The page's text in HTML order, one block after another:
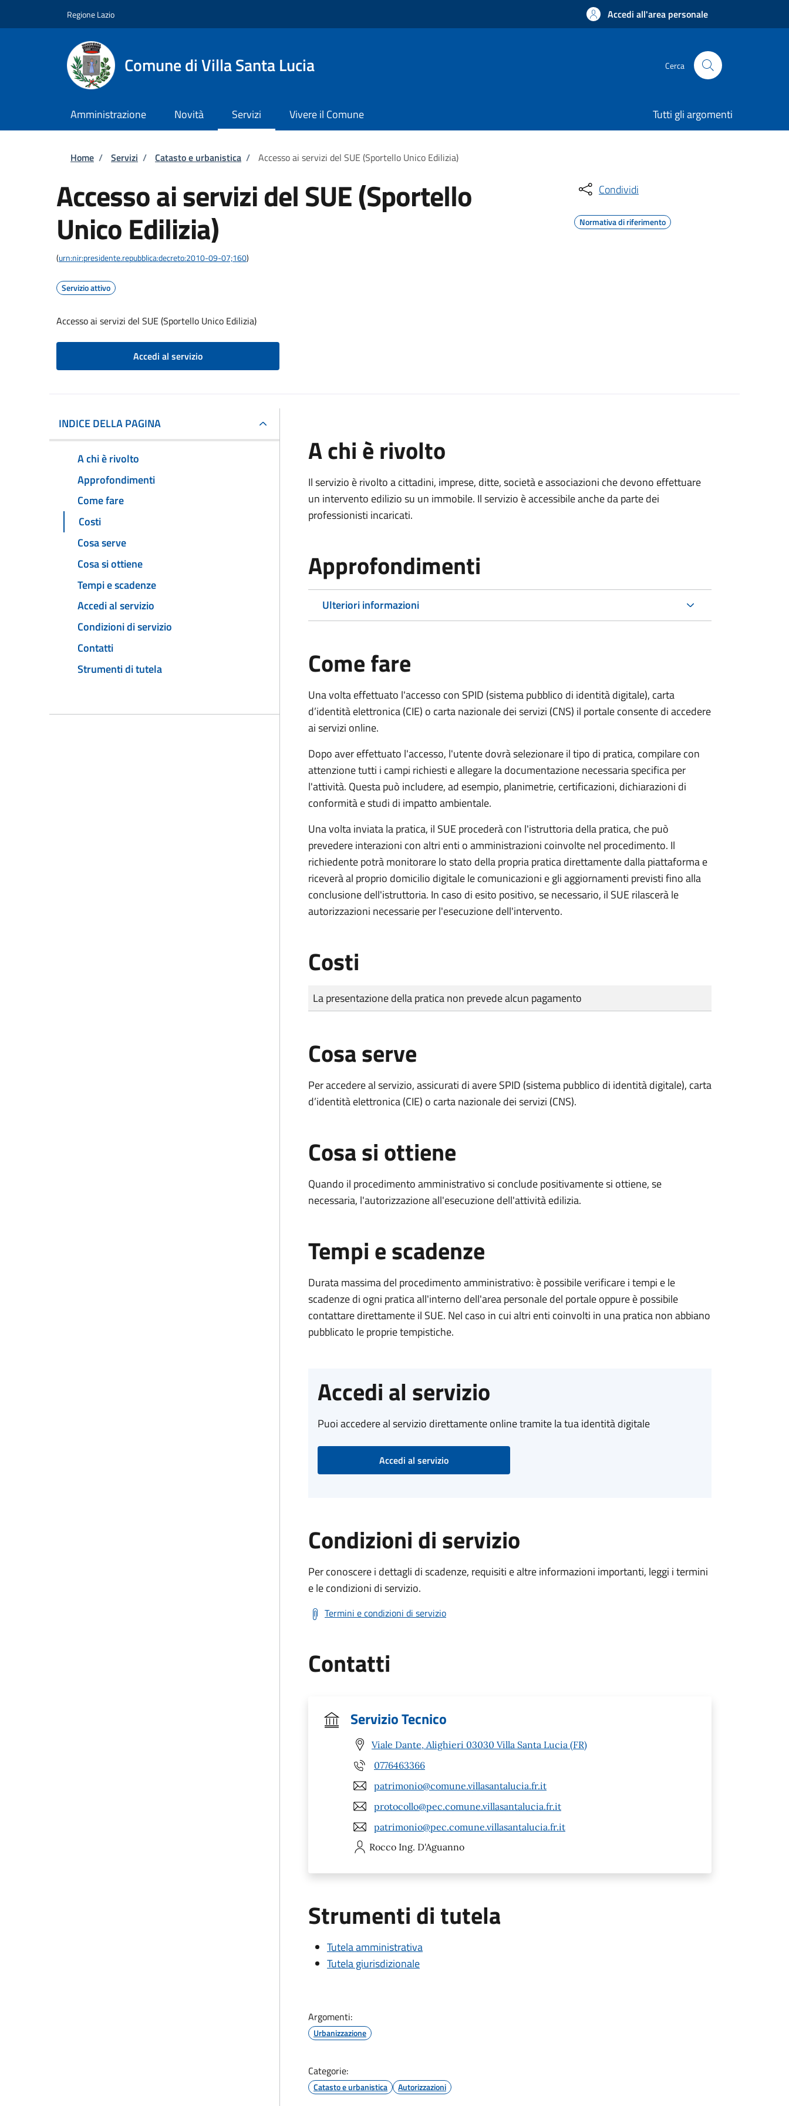
Regione Lazio Accedi all'area personale
Comune di Villa Santa Lucia Cerca
Amministrazione Novità Servizi Vivere il Comune Tutti gli argomenti
Briciole di pane
Home / Servizi / Catasto e urbanistica / Accesso ai servizi del SUE (Sportello Unico Edilizia)
Accesso ai servizi del SUE (Sportello
Unico Edilizia)
(urn:nir:presidente.repubblica:decreto:2010-09-07;160)
Servizio attivo
Accesso ai servizi del SUE (Sportello Unico Edilizia)
Accedi al servizio
Condividi
Normativa di riferimento
INDICE DELLA PAGINA
A chi è rivolto
Approfondimenti
Come fare
Costi
Cosa serve
Cosa si ottiene
Tempi e scadenze
Accedi al servizio
Condizioni di servizio
Contatti
Strumenti di tutela
A chi è rivolto
Il servizio è rivolto a cittadini, imprese, ditte, società e associazioni che devono effettuare
un intervento edilizio su un immobile. Il servizio è accessibile anche da parte dei
professionisti incaricati.
Approfondimenti
Ulteriori informazioni
Come fare
Una volta effettuato l'accesso con SPID (sistema pubblico di identità digitale), carta
d’identità elettronica (CIE) o carta nazionale dei servizi (CNS) il portale consente di accedere
ai servizi online.
Dopo aver effettuato l'accesso, l'utente dovrà selezionare il tipo di pratica, compilare con
attenzione tutti i campi richiesti e allegare la documentazione necessaria specifica per
l'attività. Questa può includere, ad esempio, planimetrie, certificazioni, dichiarazioni di
conformità e studi di impatto ambientale.
Una volta inviata la pratica, il SUE procederà con l'istruttoria della pratica, che può
prevedere interazioni con altri enti o amministrazioni coinvolte nel procedimento. Il
richiedente potrà monitorare lo stato della propria pratica direttamente dalla piattaforma e
riceverà al proprio domicilio digitale le comunicazioni e gli aggiornamenti previsti fino alla
conclusione dell'istruttoria. In caso di esito positivo, se necessario, il SUE rilascerà le
autorizzazioni necessarie per l'esecuzione dell'intervento.
Costi
Tipo di pagamento
Importo
La presentazione della pratica non prevede alcun pagamento
Cosa serve
Per accedere al servizio, assicurati di avere SPID (sistema pubblico di identità digitale), carta
d’identità elettronica (CIE) o carta nazionale dei servizi (CNS).
Cosa si ottiene
Quando il procedimento amministrativo si conclude positivamente si ottiene, se
necessaria, l'autorizzazione all'esecuzione dell'attività edilizia.
Tempi e scadenze
Durata massima del procedimento amministrativo: è possibile verificare i tempi e le
scadenze di ogni pratica all'interno dell'area personale del portale oppure è possibile
contattare direttamente il SUE. Nel caso in cui altri enti coinvolti in una pratica non abbiano
pubblicato le proprie tempistiche.
Accedi al servizio
Puoi accedere al servizio direttamente online tramite la tua identità digitale
Accedi al servizio
Condizioni di servizio
Per conoscere i dettagli di scadenze, requisiti e altre informazioni importanti, leggi i termini
e le condizioni di servizio.
Termini e condizioni di servizio
Contatti
Servizio Tecnico
Viale Dante, Alighieri 03030 Villa Santa Lucia (FR)
0776463366
patrimonio@comune.villasantalucia.fr.it
protocollo@pec.comune.villasantalucia.fr.it
patrimonio@pec.comune.villasantalucia.fr.it
Rocco Ing. D'Aguanno
Strumenti di tutela
Tutela amministrativa
Tutela giurisdizionale
Argomenti:
Urbanizzazione
Categorie:
Catasto e urbanistica Autorizzazioni